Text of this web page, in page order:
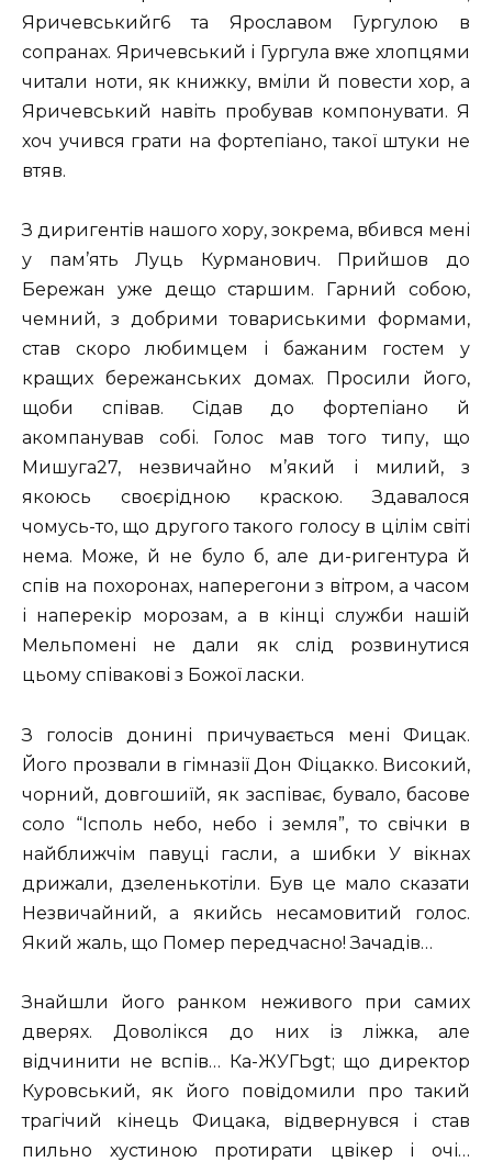
Яричевськийг6 та Ярославом Гургулою в
сопранах. Яричевський і Гургула вже хлопцями
читали ноти, як книжку, вміли й повести хор, а
Яричевський навіть пробував компонувати. Я
хоч учився грати на фортепіано, такої штуки не
втяв.
З диригентів нашого хору, зокрема, вбився мені
у пам’ять Луць Курманович. Прийшов до
Бережан уже дещо старшим. Гарний собою,
чемний, з добрими товариськими формами,
став скоро любимцем і бажаним гостем у
кращих бережанських домах. Просили його,
щоби співав. Сідав до фортепіано й
акомпанував собі. Голос мав того типу, що
Мишуга27, незвичайно м’який і милий, з
якоюсь своєрідною краскою. Здавалося
чомусь-то, що другого такого голосу в цілім світі
нема. Може, й не було б, але ди-ригентура й
спів на похоронах, наперегони з вітром, а часом
і наперекір морозам, а в кінці служби нашій
Мельпомені не дали як слід розвинутися
цьому співакові з Божої ласки.
З голосів донині причувається мені Фицак.
Його прозвали в гімназії Дон Фіцакко. Високий,
чорний, довгошиїй, як заспіває, бувало, басове
соло “Ісполь небо, небо і земля”, то свічки в
найближчім павуці гасли, а шибки У вікнах
дрижали, дзеленькотіли. Був це мало сказати
Незвичайний, а якийсь несамовитий голос.
Який жаль, що Помер передчасно! Зачадів…
Знайшли його ранком неживого при самих
дверях. Доволікся до них із ліжка, але
відчинити не вспів… Ка-ЖУГЬgt; що директор
Куровський, як його повідомили про такий
трагічий кінець Фицака, відвернувся і став
пильно хустиною протирати цвікер і очі…